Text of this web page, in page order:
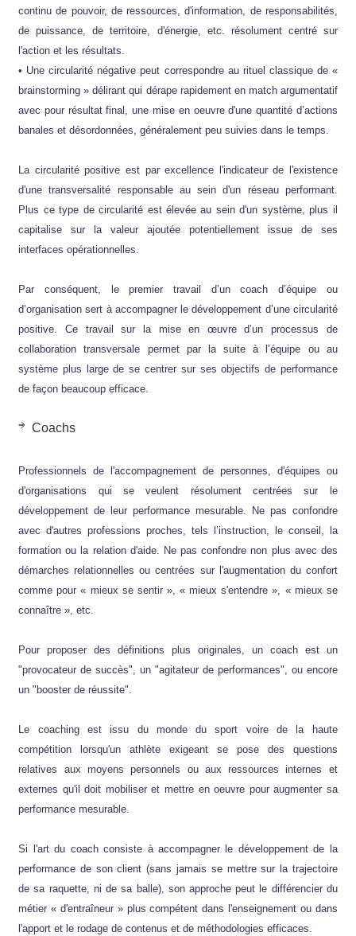
continu de pouvoir, de ressources, d'information, de responsabilités,
de puissance, de territoire, d'énergie, etc. résolument centré sur
l'action et les résultats.
• Une circularité négative peut correspondre au rituel classique de «
brainstorming » délirant qui dérape rapidement en match argumentatif
avec pour résultat final, une mise en oeuvre d'une quantité d’actions
banales et désordonnées, généralement peu suivies dans le temps.
La circularité positive est par excellence l'indicateur de l'existence
d'une transversalité responsable au sein d'un réseau performant.
Plus ce type de circularité est élevée au sein d'un système, plus il
capitalise sur la valeur ajoutée potentiellement issue de ses
interfaces opérationnelles.
Par conséquent, le premier travail d’un coach d’équipe ou
d’organisation sert à accompagner le développement d’une circularité
positive. Ce travail sur la mise en œuvre d’un processus de
collaboration transversale permet par la suite à l’équipe ou au
système plus large de se centrer sur ses objectifs de performance
de façon beaucoup efficace.
Coachs
Professionnels de l'accompagnement de personnes, d'équipes ou
d'organisations qui se veulent résolument centrées sur le
développement de leur performance mesurable. Ne pas confondre
avec d'autres professions proches, tels l’instruction, le conseil, la
formation ou la relation d'aide. Ne pas confondre non plus avec des
démarches relationnelles ou centrées sur l'augmentation du confort
comme pour « mieux se sentir », « mieux s'entendre », « mieux se
connaître », etc.
Pour proposer des définitions plus originales, un coach est un
"provocateur de succès", un "agitateur de performances", ou encore
un "booster de réussite".
Le coaching est issu du monde du sport voire de la haute
compétition lorsqu'un athlète exigeant se pose des questions
relatives aux moyens personnels ou aux ressources internes et
externes qu'il doit mobiliser et mettre en oeuvre pour augmenter sa
performance mesurable.
Si l'art du coach consiste à accompagner le développement de la
performance de son client (sans jamais se mettre sur la trajectoire
de sa raquette, ni de sa balle), son approche peut le différencier du
métier « d'entraîneur » plus compétent dans l'enseignement ou dans
l'apport et le rodage de contenus et de méthodologies efficaces.